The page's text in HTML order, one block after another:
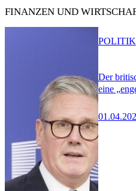
FINANZEN UND
Der
eine
POLITIK